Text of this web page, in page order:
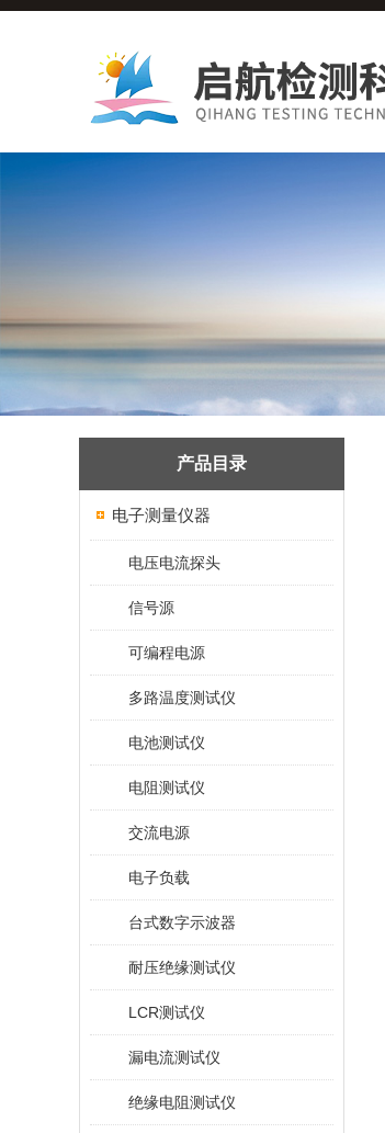
产品目录
电子测量仪器
电压电流探头
信号源
可编程电源
多路温度测试仪
电池测试仪
电阻测试仪
交流电源
电子负载
台式数字示波器
耐压绝缘测试仪
LCR测试仪
漏电流测试仪
绝缘电阻测试仪